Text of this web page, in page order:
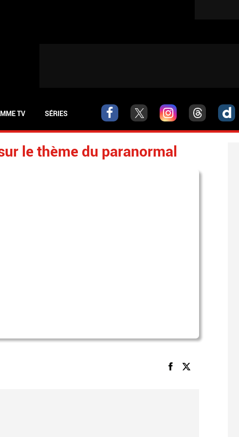
TV SÉRIES
le thème du paranormal